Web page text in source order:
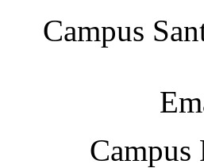
Campus
Campus